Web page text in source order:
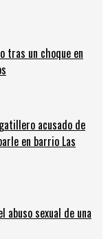
tras un choque en
acusado de
en barrio Las
abuso sexual de una